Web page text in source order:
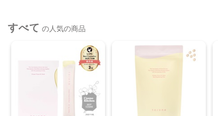
すべて の人気の商品